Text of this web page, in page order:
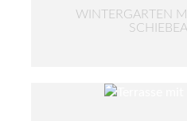
WINTERGARTEN